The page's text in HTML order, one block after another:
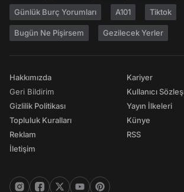
Günlük Burç Yorumları A101 Tiktok
Bugün Ne Pişirsem Gezilecek Yerler
Hakkımızda
Geri Bildirim
Gizlilik Politikası
Topluluk Kuralları
Reklam
İletişim
Kariyer
Kullanıcı
Yayın İlkeleri
Künye
RSS